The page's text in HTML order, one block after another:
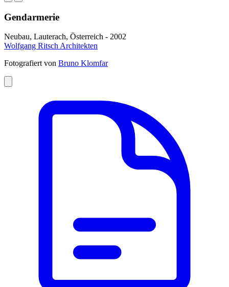
Gendarmerie
Neubau, Lauterach, Österreich - 2002
Wolfgang Ritsch Architekten
Fotografiert von Bruno Klomfar